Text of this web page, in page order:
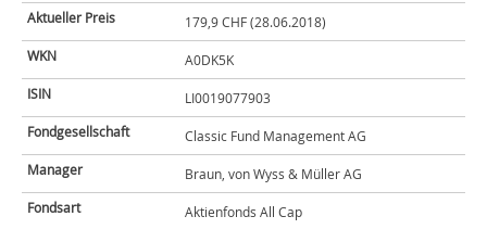
Aktueller Preis
179,9 CHF (28.06.2018)
WKN
A0DK5K
ISIN
LI0019077903
Fondgesellschaft
Classic Fund Management AG
Manager
Braun, von Wyss & Müller AG
Fondsart
Aktienfonds All Cap